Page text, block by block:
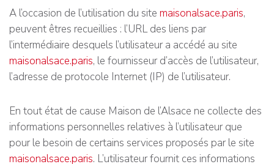
A l’occasion de l’utilisation du site maisonalsace.paris,
peuvent êtres recueillies : l’URL des liens par
l’intermédiaire desquels l’utilisateur a accédé au site
maisonalsace.paris, le fournisseur d’accès de l’utilisateur,
l’adresse de protocole Internet (IP) de l’utilisateur.
En tout état de cause Maison de l’Alsace ne collecte des
informations personnelles relatives à l’utilisateur que
pour le besoin de certains services proposés par le site
maisonalsace.paris. L’utilisateur fournit ces informations